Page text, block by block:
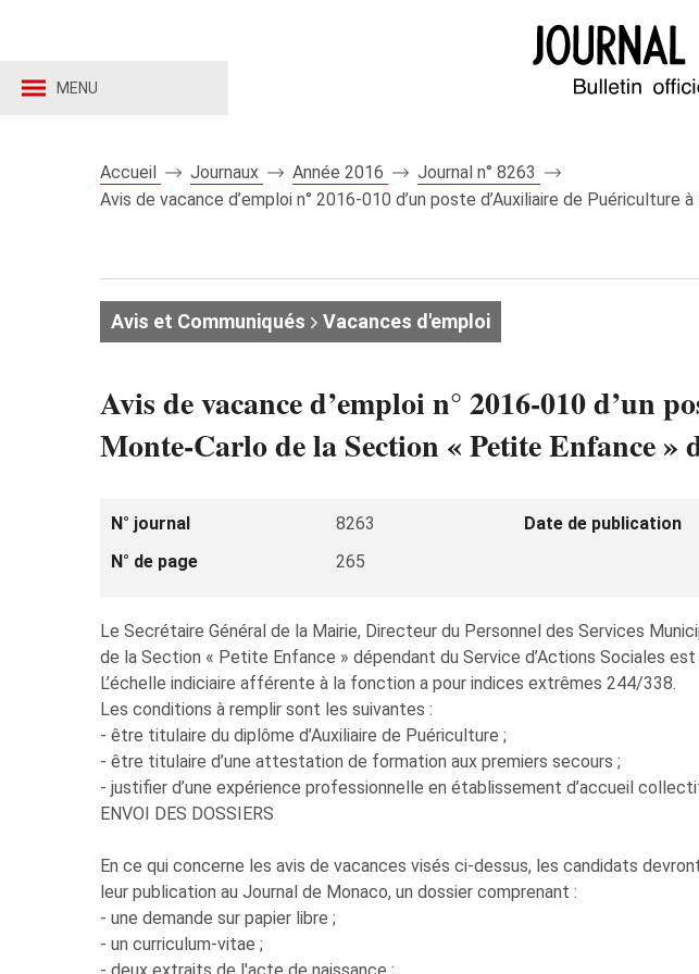
MENU
Accueil Journaux Année 2016
Journal n° 8263
Avis de vacance d’emploi n° 2016-010 d’un poste d’Auxiliaire de
Avis et Communiqués Vacances d'emploi
Avis de vacance d’emploi n° 2016-010 d’un
Monte-Carlo de la Section « Petite Enfance »
N° journal 8263 Date de publication
N° de page
265
Le Secrétaire Général de la Mairie, Directeur du Personnel des Services
de la Section « Petite Enfance » dépendant du Service d’Actions Sociales est
L’échelle indiciaire afférente à la fonction a pour indices extrêmes 244/338.
Les conditions à remplir sont les suivantes :
- être titulaire du diplôme d’Auxiliaire de Puériculture ;
- être titulaire d’une attestation de formation aux premiers secours ;
- justifier d’une expérience professionnelle en établissement d’accueil
ENVOI DES DOSSIERS
En ce qui concerne les avis de vacances visés ci-dessus, les candidats
leur publication au Journal de Monaco, un dossier comprenant :
- une demande sur papier libre ;
- un curriculum-vitae ;